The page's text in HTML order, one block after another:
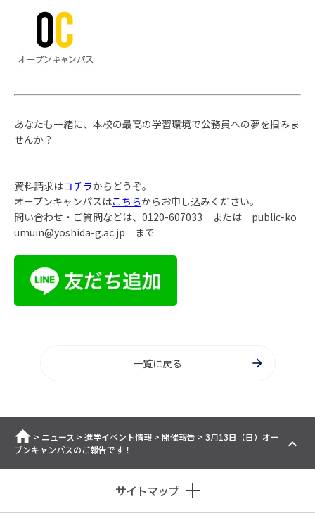
あなたも一緒に、本校の最高の学習環境で公務員への夢を掴みま
せんか？
資料請求はコチラからどうぞ。
オープンキャンパスはこちらからお申し込みください。
問い合わせ・ご質問などは、 0120-607033 または public-ko
umuin@yoshida-g.ac.jp まで
一覧に戻る
ホーム
> ニュース > 進学イベント情報 > 開催報告 > 3月13日（日）オー
プンキャンパスのご報告です！
サイトマップ